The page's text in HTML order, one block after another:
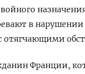
в
отягчающими
Франции,